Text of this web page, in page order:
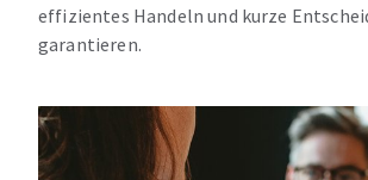
effizientes Handeln und kurze
garantieren.